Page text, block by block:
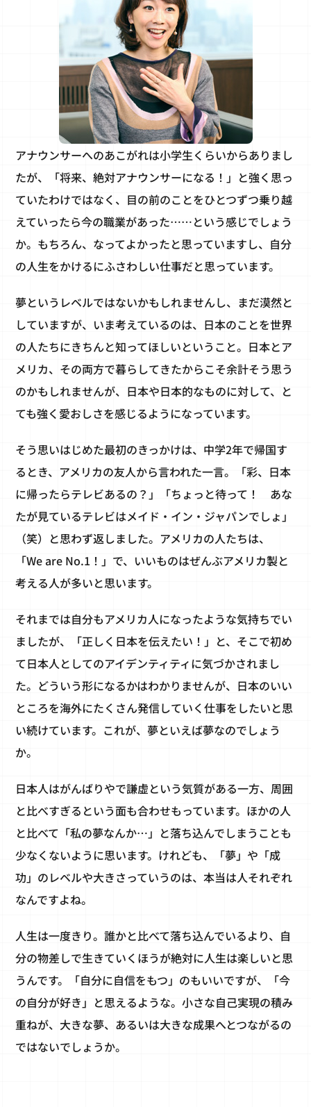
アナウンサーへのあこがれは小学生くらいからありまし
たが、「将来、絶対アナウンサーになる！」と強く思っ
ていたわけではなく、目の前のことをひとつずつ乗り越
えていったら今の職業があった……という感じでしょう
か。もちろん、なってよかったと思っていますし、自分
の人生をかけるにふさわしい仕事だと思っています。
夢というレベルではないかもしれませんし、まだ漠然と
していますが、いま考えているのは、日本のことを世界
の人たちにきちんと知ってほしいということ。日本とア
メリカ、その両方で暮らしてきたからこそ余計そう思う
のかもしれませんが、日本や日本的なものに対して、と
ても強く愛おしさを感じるようになっています。
そう思いはじめた最初のきっかけは、中学2年で帰国す
るとき、アメリカの友人から言われた一言。「彩、日本
に帰ったらテレビあるの？」「ちょっと待って！ あな
たが見ているテレビはメイド・イン・ジャパンでしょ」
（笑）と思わず返しました。アメリカの人たちは、
「We are No.1！」で、いいものはぜんぶアメリカ製と
考える人が多いと思います。
それまでは自分もアメリカ人になったような気持ちでい
ましたが、「正しく日本を伝えたい！」と、そこで初め
て日本人としてのアイデンティティに気づかされまし
た。どういう形になるかはわかりませんが、日本のいい
ところを海外にたくさん発信していく仕事をしたいと思
い続けています。これが、夢といえば夢なのでしょう
か。
日本人はがんばりやで謙虚という気質がある一方、周囲
と比べすぎるという面も合わせもっています。ほかの人
と比べて「私の夢なんか…」と落ち込んでしまうことも
少なくないように思います。けれども、「夢」や「成
功」のレベルや大きさっていうのは、本当は人それぞれ
なんですよね。
人生は一度きり。誰かと比べて落ち込んでいるより、自
分の物差しで生きていくほうが絶対に人生は楽しいと思
うんです。「自分に自信をもつ」のもいいですが、「今
の自分が好き」と思えるような。小さな自己実現の積み
重ねが、大きな夢、あるいは大きな成果へとつながるの
ではないでしょうか。